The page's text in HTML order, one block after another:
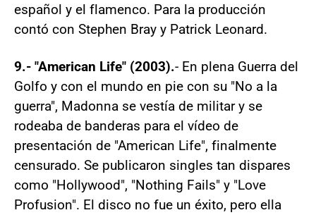
español y el flamenco. Para la producción
contó con Stephen Bray y Patrick Leonard.
9.- "American Life" (2003).- En plena Guerra del
Golfo y con el mundo en pie con su "No a la
guerra", Madonna se vestía de militar y se
rodeaba de banderas para el vídeo de
presentación de "American Life", finalmente
censurado. Se publicaron singles tan dispares
como "Hollywood", "Nothing Fails" y "Love
Profusion". El disco no fue un éxito, pero ella